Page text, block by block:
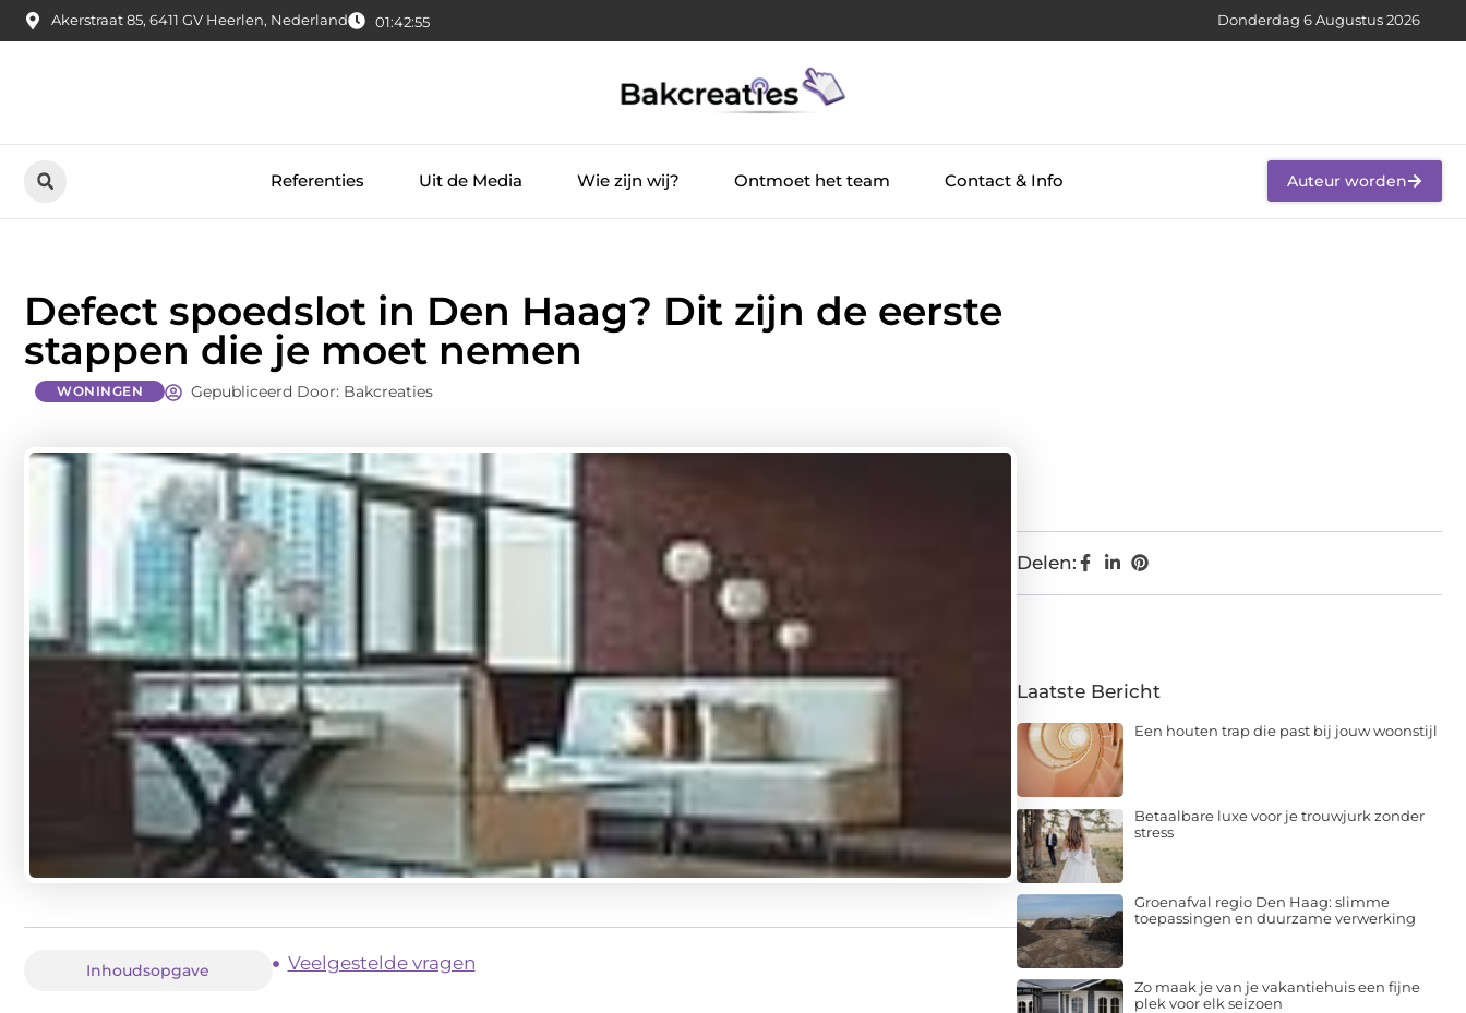
Akerstraat 85, 6411 GV Heerlen, Nederland 01:42:56 Donderdag 6 Augustus 2026
Referenties Uit de Media Wie zijn wij? Ontmoet het team Contact & Info Auteur worden
Defect spoedslot in Den Haag? Dit zijn de eerste
stappen die je moet nemen
WONINGEN Gepubliceerd Door: Bakcreaties
Inhoudsopgave Veelgestelde vragen
Delen:
Laatste Bericht
Een houten trap die past bij jouw woonstijl
Betaalbare luxe voor je trouwjurk zonder
stress
Groenafval regio Den Haag: slimme
toepassingen en duurzame verwerking
Zo maak je van je vakantiehuis een fijne
plek voor elk seizoen